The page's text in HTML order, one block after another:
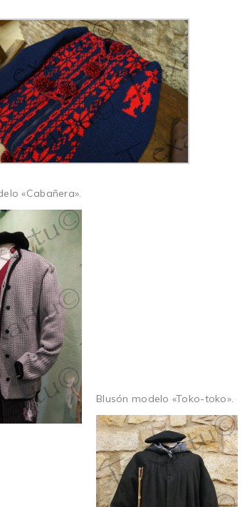
«Cabañera».
Blusón modelo «Toko-toko».